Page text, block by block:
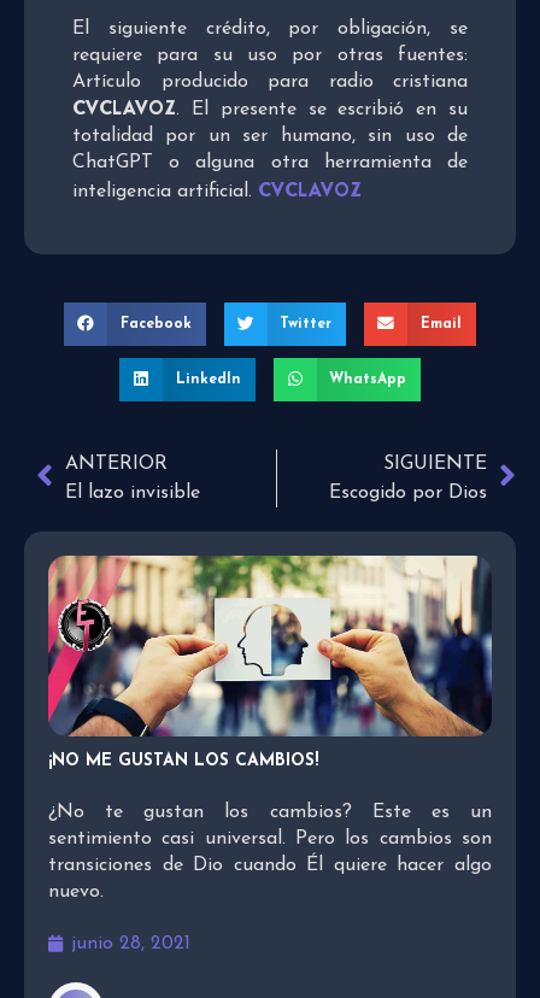
El siguiente crédito, por obligación, se
requiere para su uso por otras fuentes:
Artículo producido para radio cristiana
CVCLAVOZ. El presente se escribió en su
totalidad por un ser humano, sin uso de
ChatGPT o alguna otra herramienta de
inteligencia artificial. CVCLAVOZ
Facebook Twitter Email
LinkedIn WhatsApp
ANTERIOR
El lazo invisible
SIGUIENTE
Escogido por Dios
¡NO ME GUSTAN LOS CAMBIOS!
¿No te gustan los cambios? Este es un
sentimiento casi universal. Pero los cambios son
transiciones de Dio cuando Él quiere hacer algo
nuevo.
junio 28, 2021